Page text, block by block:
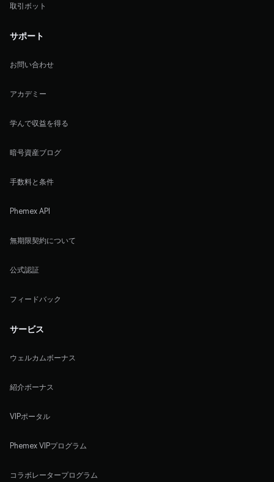
取引ボット
サポート
お問い合わせ
アカデミー
学んで収益を得る
暗号資産ブログ
手数料と条件
Phemex API
無期限契約について
公式認証
フィードバック
サービス
ウェルカムボーナス
紹介ボーナス
VIPポータル
Phemex VIPプログラム
コラボレータープログラム